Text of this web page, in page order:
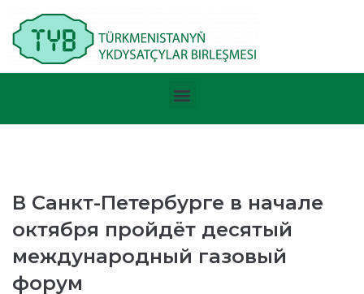
В Санкт-Петербурге в начале
октября пройдёт десятый
международный газовый
форум